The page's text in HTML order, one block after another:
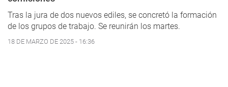
Tras la jura de dos nuevos ediles, se concretó la formación
de los grupos de trabajo. Se reunirán los martes.
18 DE MARZO DE 2025 - 16:36